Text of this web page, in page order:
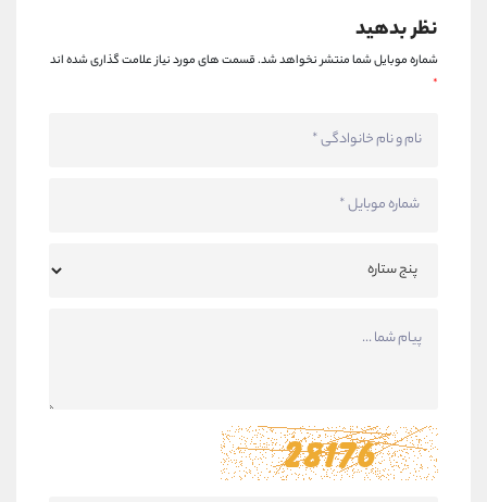
نظر بدهید
شماره موبایل شما منتشر نخواهد شد.قسمت های مورد نیاز علامت گذاری شده اند
*